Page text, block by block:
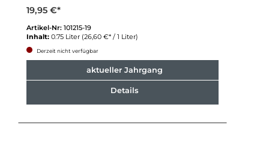
19,95 €*
Artikel-Nr: 101215-19
Inhalt: 0.75 Liter (26,60 €* / 1 Liter)
Derzeit nicht verfügbar
aktueller Jahrgang
Details